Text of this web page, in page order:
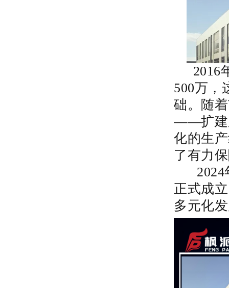
2016
500万，
础。随
——扩建
化的生
了有力
2024
正式成
多元化